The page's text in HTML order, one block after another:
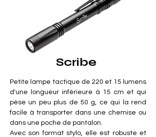
Scribe
Petite lampe tactique de 220 et 15 lumens
d'une longueur inférieure à 15 cm et qui
pèse un peu plus de 50 g, ce qui la rend
facile à transporter dans une chemise ou
dans une poche de pantalon.
Avec son format stylo, elle est robuste et